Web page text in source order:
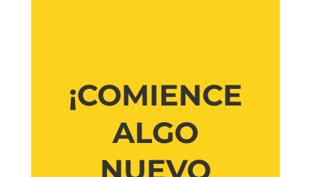
¡COMIENCE
ALGO